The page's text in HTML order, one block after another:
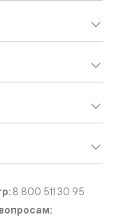
8 800 511 30 95